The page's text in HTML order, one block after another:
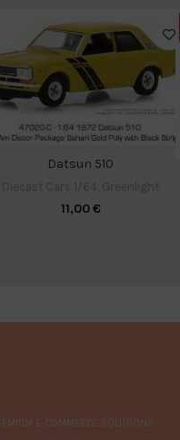
Datsun 510
11,00€
E-COMMERCE SOLUTIONS.